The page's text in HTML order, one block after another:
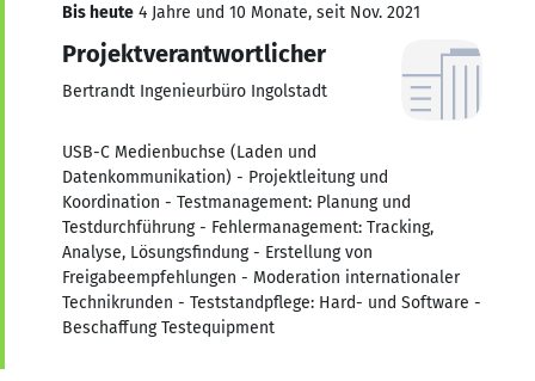
Bis heute 4 Jahre und 10 Monate, seit Nov. 2021
Projektverantwortlicher
Bertrandt Ingenieurbüro Ingolstadt
USB-C Medienbuchse (Laden und
Datenkommunikation) - Projektleitung und
Koordination - Testmanagement: Planung und
Testdurchführung - Fehlermanagement: Tracking,
Analyse, Lösungsfindung - Erstellung von
Freigabeempfehlungen - Moderation internationaler
Technikrunden - Teststandpflege: Hard- und Software -
Beschaffung Testequipment